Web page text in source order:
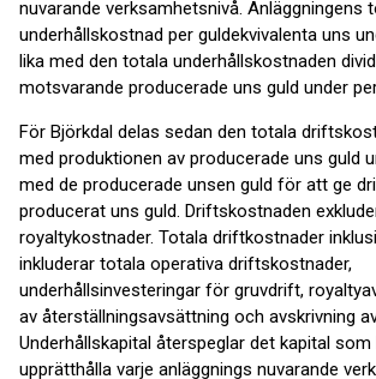
nuvarande verksamhetsnivå. Anläggningens
underhållskostnad per guldekvivalenta uns
lika med den totala underhållskostnaden
motsvarande producerade uns guld under
För Björkdal delas sedan den totala
med produktionen av producerade uns guld
med de producerade unsen guld för att ge
producerat uns guld. Driftskostnaden
royaltykostnader. Totala driftkostnader
inkluderar totala operativa driftskostnader,
underhållsinvesteringar för gruvdrift,
av återställningsavsättning och avskrivning
Underhållskapital återspeglar det kapital
upprätthålla varje anläggnings nuvarande